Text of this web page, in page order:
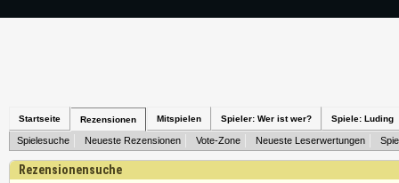
Startseite Rezensionen Mitspielen Spieler: Wer ist wer? Spiele: Luding
Spielesuche Neueste Rezensionen Vote-Zone Neueste Leserwertungen
Rezensionensuche